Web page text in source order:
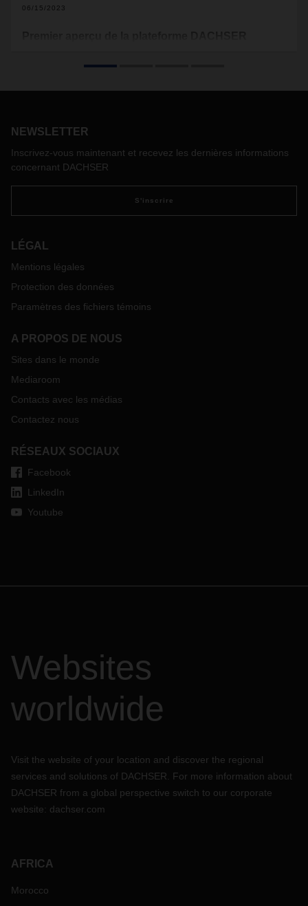
06/15/2023
personnes intéressées ont pu obtenir un premier aperçu de
DACHSER à partir de 2024.
NEWSLETTER
Inscrivez-vous maintenant et recevez les dernières informations
concernant DACHSER
S'inscrire
LÉGAL
Mentions légales
Protection des données
Paramètres des fichiers témoins
A PROPOS DE NOUS
Sites dans le monde
Mediaroom
Contacts avec les médias
Contactez nous
RÉSEAUX SOCIAUX
Facebook
LinkedIn
Youtube
Websites
worldwide
Visit the website of your location and discover the regional
services and solutions of DACHSER. For more information about
DACHSER from a global perspective switch to our corporate
website: dachser.com
AFRICA
Morocco